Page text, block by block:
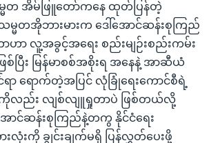
မတ အိမ်ဖြူတော်ကနေ ထုတ်ပြန်တဲ့
မတအိုဘားမားက ဒေါ်အောင်ဆန်းစုကြည်
ဟာ လူ့အခွင့်အရေး စည်းမျဉ်းစည်းကမ်း
စ်ပြီး မြန်မာစစ်အစိုးရ အနေနဲ့ အာဆီယံ
ာ ရောက်တဲ့အပြင် လုံခြုံရေးကောင်စီရဲ့
လည်း လျစ်လျူရှုတာပဲ ဖြစ်တယ်လို့
အောင်ဆန်းစုကြည်နဲ့တကွ နိုင်ငံရေး
လုံးကို ချွင်းချက်မရှိ ပြန်လွှတ်ပေးဖို့